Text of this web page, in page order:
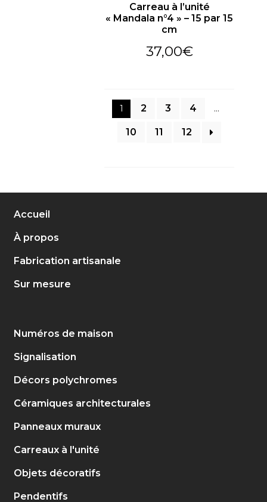
Carreau à l’unité
« Mandala n°4 » – 15 par 15
cm
37,00€
1 2 3 4 …
10 11 12
Accueil
À propos
Fabrication artisanale
Sur mesure
Numéros de maison
Signalisation
Décors polychromes
Céramiques architecturales
Panneaux muraux
Carreaux à l'unité
Objets décoratifs
Pendentifs